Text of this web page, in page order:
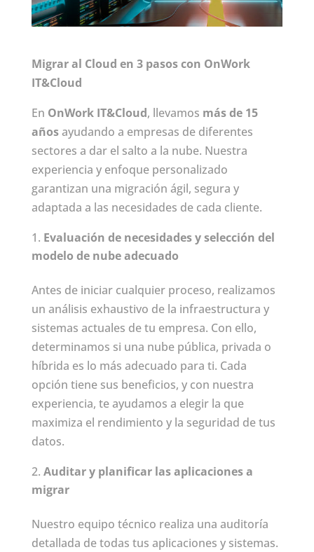
Migrar al Cloud en 3 pasos con OnWork
IT&Cloud
En OnWork IT&Cloud, llevamos más de 15
añosayudando a empresas de diferentes
sectores a dar el salto a la nube. Nuestra
experiencia y enfoque personalizado
garantizan una migración ágil, segura y
adaptada a las necesidades de cada cliente.
Evaluación de necesidades y selección del
modelo de nube adecuado
Antes de iniciar cualquier proceso, realizamos
un análisis exhaustivo de la infraestructura y
sistemas actuales de tu empresa. Con ello,
determinamos si una nube pública, privada o
híbrida es lo más adecuado para ti. Cada
opción tiene sus beneficios, y con nuestra
experiencia, te ayudamos a elegir la que
maximiza el rendimiento y la seguridad de tus
datos.
Auditar y planificar las aplicaciones a
migrar
Nuestro equipo técnico realiza una auditoría
detallada de todas tus aplicaciones y sistemas.